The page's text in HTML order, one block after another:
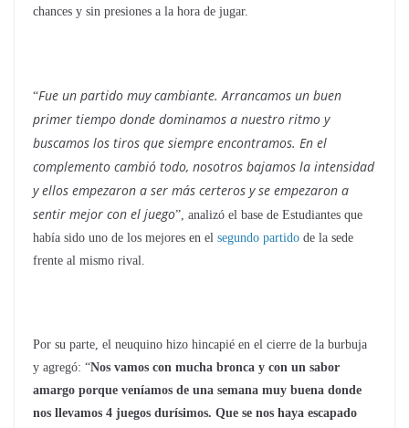
chances y sin presiones a la hora de jugar.
“Fue un partido muy cambiante. Arrancamos un buen
primer tiempo donde dominamos a nuestro ritmo y
buscamos los tiros que siempre encontramos. En el
complemento cambió todo, nosotros bajamos la intensidad
y ellos empezaron a ser más certeros y se empezaron a
sentir mejor con el juego”, analizó el base de Estudiantes que
había sido uno de los mejores en el segundo partido de la sede
frente al mismo rival.
Por su parte, el neuquino hizo hincapié en el cierre de la burbuja
y agregó: “Nos vamos con mucha bronca y con un sabor
amargo porque veníamos de una semana muy buena donde
nos llevamos 4 juegos durísimos. Que se nos haya escapado